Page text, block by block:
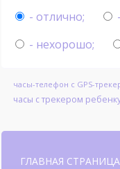
- отлично;
- нехорошо;
часы-телефон с GPS-
часы с трекером
ГЛАВНАЯ СТРАНИЦА